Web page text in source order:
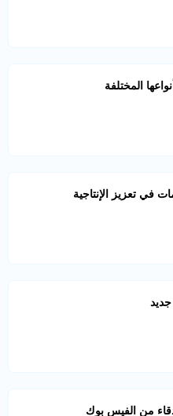
المختلفة
في تعزيز الإنتاجية
من الفيس بوك